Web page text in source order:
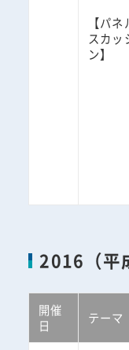
【パ
スカッ
ン】
2016（平
開催
日
テーマ